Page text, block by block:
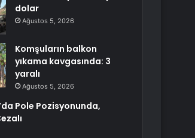
dolar
Ağustos 5, 2026
Komşuların balkon
yıkama kavgasında: 3
yaralı
Ağustos 5, 2026
Pole Pozisyonunda,